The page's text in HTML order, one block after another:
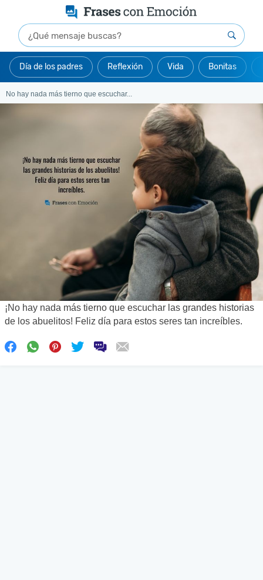
Día de los padres Reflexión Vida Bonitas
No hay nada más tierno que escuchar...
¡No hay nada más tierno que escuchar las grandes historias
de los abuelitos! Feliz día para estos seres tan increíbles.